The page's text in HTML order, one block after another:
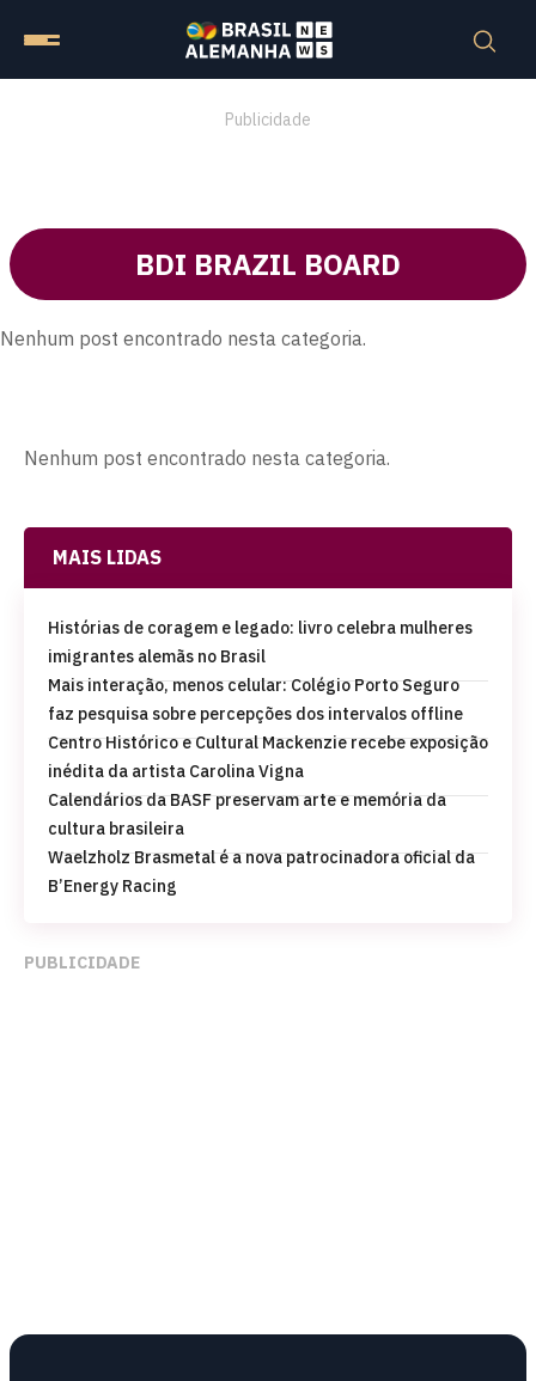
Publicidade
BDI BRAZIL BOARD
Nenhum post encontrado nesta categoria.
Nenhum post encontrado nesta categoria.
MAIS LIDAS
Histórias de coragem e legado: livro celebra mulheres
imigrantes alemãs no Brasil
Mais interação, menos celular: Colégio Porto Seguro
faz pesquisa sobre percepções dos intervalos offline
Centro Histórico e Cultural Mackenzie recebe exposição
inédita da artista Carolina Vigna
Calendários da BASF preservam arte e memória da
cultura brasileira
Waelzholz Brasmetal é a nova patrocinadora oficial da
B’Energy Racing
PUBLICIDADE